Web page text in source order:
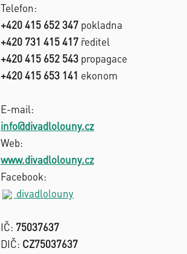
Telefon:
+420 415 652 347 pokladna
+420 731 415 417 ředitel
+420 415 652 543 propagace
+420 415 653 141 ekonom
E-mail:
info@divadlolouny.cz
Web:
www.divadlolouny.cz
Facebook:
divadlolouny
IČ: 75037637
DIČ: CZ75037637